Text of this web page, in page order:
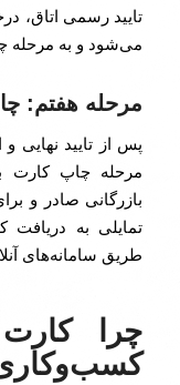
تایید رسمی اتاق،
می‌شود و به مرحله
مرحله هفتم:
پس از تایید نهایی و
مرحله چاپ کارت
بازرگانی صادر و
تمایلی به دریافت
طریق سامانه‌های
چرا